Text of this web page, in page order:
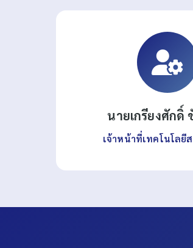
นายเกรียงศักดิ์
เจ้าหน้าที่เทคโนโลยี